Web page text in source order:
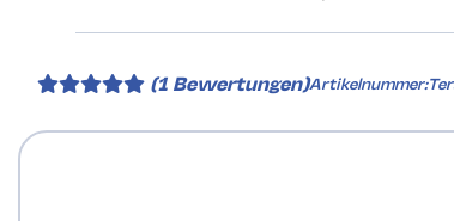
(1 Bewertungen)Artikelnummer: